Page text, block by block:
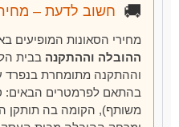
🚚 חשוב לדעת –
מחירי הסאונות המופיעים
ההובלה וההתקנה בבית
וההתקנה מתומחרת בנפרד
בהתאם לפרמטרים הבאים:
משותף), הקומה בה תותקן